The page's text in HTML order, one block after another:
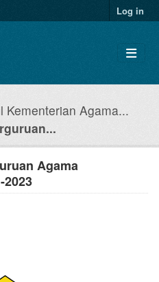
Log in
Kementerian Agama...
Agama
2023